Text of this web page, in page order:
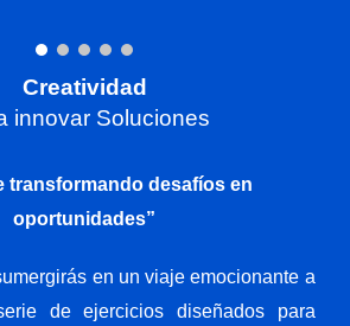
Creatividad
innovar Soluciones
transformando desafíos en
oportunidades”
en un viaje emocionante a
de ejercicios diseñados para